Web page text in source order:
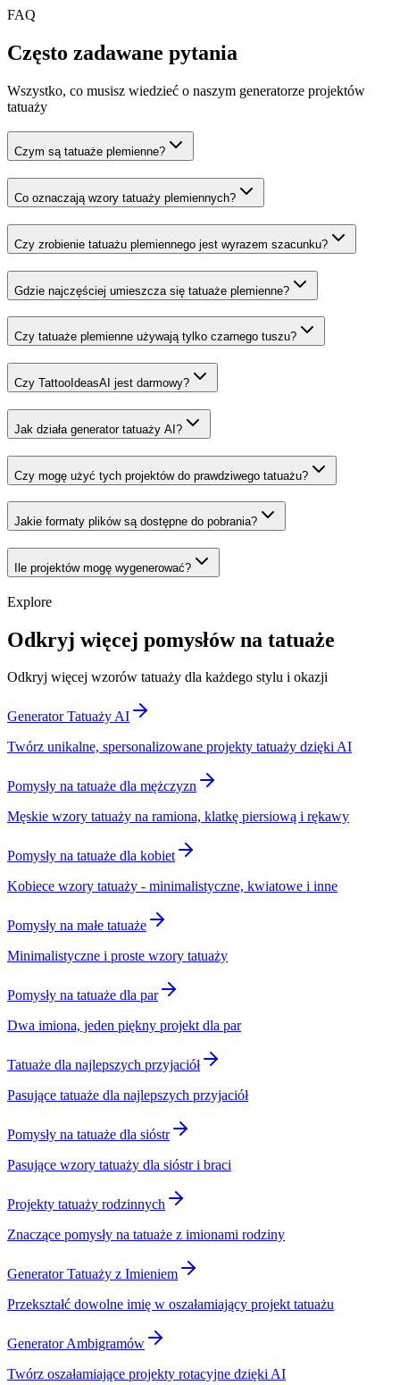
FAQ
Często zadawane pytania
Wszystko, co musisz wiedzieć o naszym generatorze projektów
tatuaży
Czym są tatuaże plemienne?
Co oznaczają wzory tatuaży plemiennych?
Czy zrobienie tatuażu plemiennego jest wyrazem szacunku?
Gdzie najczęściej umieszcza się tatuaże plemienne?
Czy tatuaże plemienne używają tylko czarnego tuszu?
Czy TattooIdeasAI jest darmowy?
Jak działa generator tatuaży AI?
Czy mogę użyć tych projektów do prawdziwego tatuażu?
Jakie formaty plików są dostępne do pobrania?
Ile projektów mogę wygenerować?
Explore
Odkryj więcej pomysłów na tatuaże
Odkryj więcej wzorów tatuaży dla każdego stylu i okazji
Generator Tatuaży AI
Twórz unikalne, spersonalizowane projekty tatuaży dzięki AI
Pomysły na tatuaże dla mężczyzn
Męskie wzory tatuaży na ramiona, klatkę piersiową i rękawy
Pomysły na tatuaże dla kobiet
Kobiece wzory tatuaży - minimalistyczne, kwiatowe i inne
Pomysły na małe tatuaże
Minimalistyczne i proste wzory tatuaży
Pomysły na tatuaże dla par
Dwa imiona, jeden piękny projekt dla par
Tatuaże dla najlepszych przyjaciół
Pasujące tatuaże dla najlepszych przyjaciół
Pomysły na tatuaże dla sióstr
Pasujące wzory tatuaży dla sióstr i braci
Projekty tatuaży rodzinnych
Znaczące pomysły na tatuaże z imionami rodziny
Generator Tatuaży z Imieniem
Przekształć dowolne imię w oszałamiający projekt tatuażu
Generator Ambigramów
Twórz oszałamiające projekty rotacyjne dzięki AI